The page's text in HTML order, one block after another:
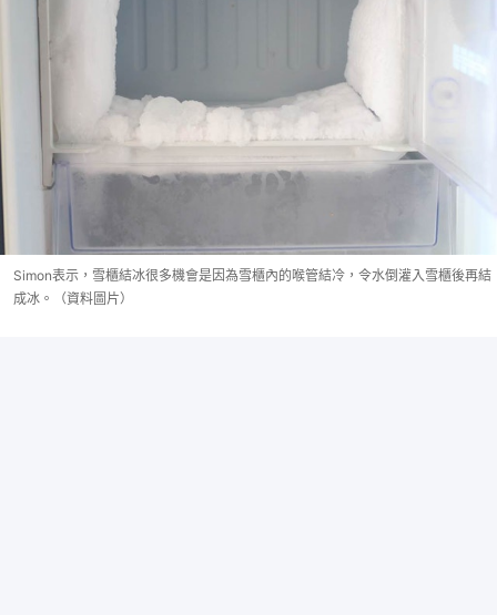
Simon表示，雪櫃結冰很多機會是因為雪櫃內的喉管結冷，令水倒灌入雪櫃後再結
成冰。（資料圖片）